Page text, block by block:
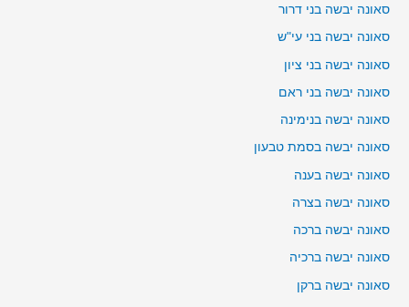
סאונה יבשה בני דרור
סאונה יבשה בני עי"ש
סאונה יבשה בני ציון
סאונה יבשה בני ראם
סאונה יבשה בנימינה
סאונה יבשה בסמת טבעון
סאונה יבשה בענה
סאונה יבשה בצרה
סאונה יבשה ברכה
סאונה יבשה ברכיה
סאונה יבשה ברקן